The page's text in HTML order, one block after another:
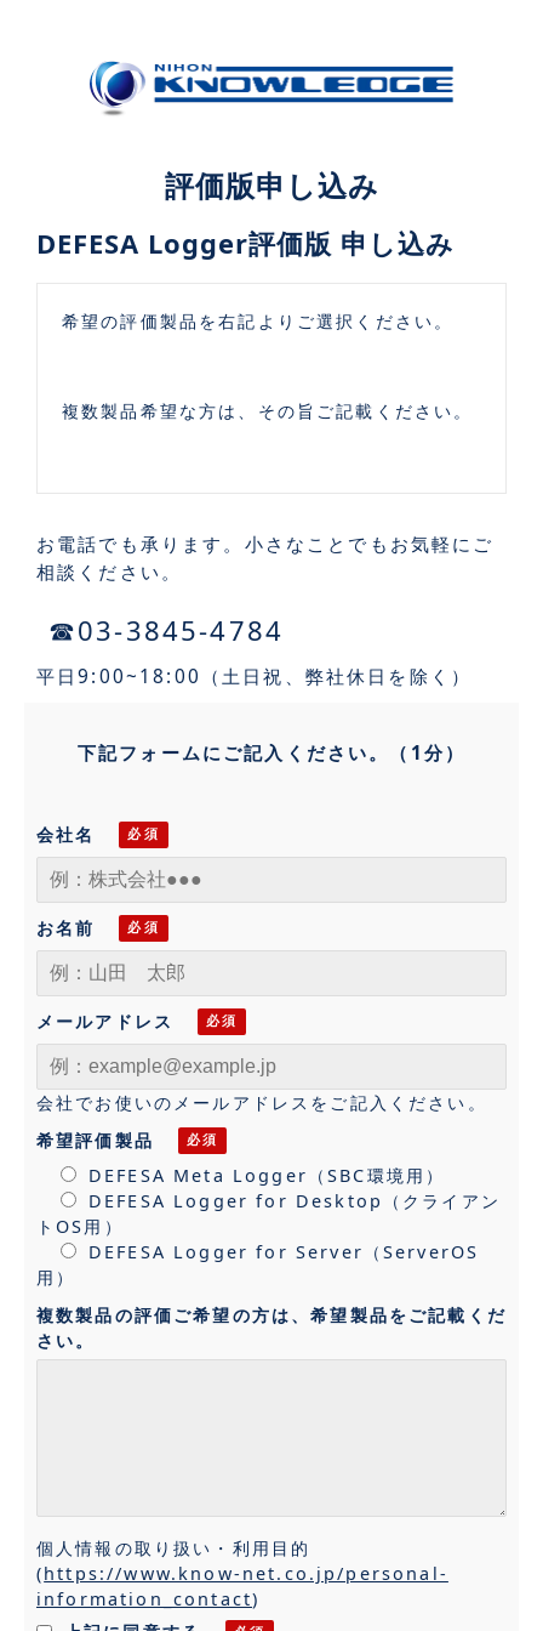
評価版申し込み
DEFESA Logger評価版 申し込み
希望の評価製品を右記よりご選択ください。
複数製品希望な方は、その旨ご記載ください。
お電話でも承ります。小さなことでもお気軽にご
相談ください。
☎03-3845-4784
平日9:00~18:00（土日祝、弊社休日を除く）
下記フォームにご記入ください。（1分）
会社名
お名前
メールアドレス
会社でお使いのメールアドレスをご記入ください。
希望評価製品
DEFESA Meta Logger（SBC環境用）
DEFESA Logger for Desktop（クライアン
トOS用）
DEFESA Logger for Server（ServerOS
用）
複数製品の評価ご希望の方は、希望製品をご記載くだ
さい。
個人情報の取り扱い・利用目的
(https://www.know-net.co.jp/personal-
information_contact)